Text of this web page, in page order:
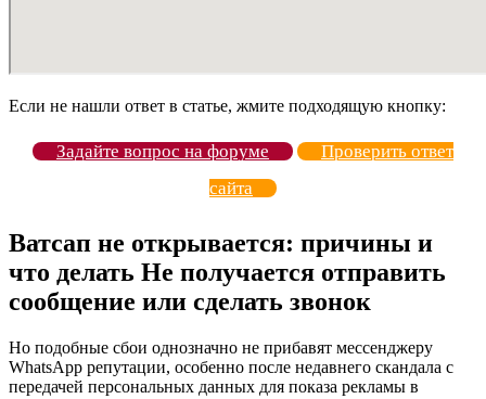
Если не нашли ответ в статье, жмите подходящую кнопку:
Задайте вопрос на форуме
Проверить ответ
сайта
Ватсап не открывается: причины и
что делать Не получается отправить
сообщение или сделать звонок
Но подобные сбои однозначно не прибавят мессенджеру
WhatsApp репутации, особенно после недавнего скандала с
передачей персональных данных для показа рекламы в